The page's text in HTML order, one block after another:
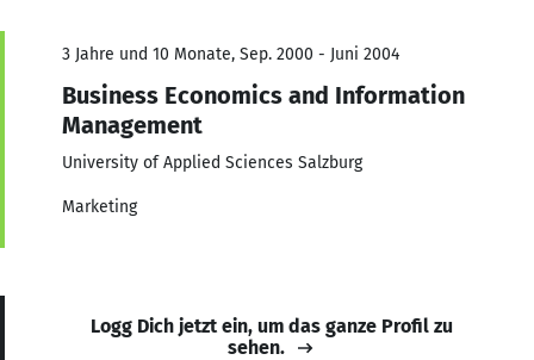
3 Jahre und 10 Monate, Sep. 2000 - Juni 2004
Business Economics and Information
Management
University of Applied Sciences Salzburg
Marketing
Logg Dich jetzt ein, um das ganze Profil zu
sehen.